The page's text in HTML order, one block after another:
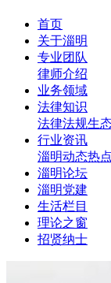
首页
关于淄明
专业团队
律师介绍
业务领域
法律知识
法律法规生
行业资讯
淄明动态热
淄明论坛
淄明党建
生活栏目
理论之窗
招贤纳士